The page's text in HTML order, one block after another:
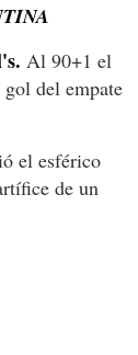
Al 90+1 el
del empate
el esférico
de un